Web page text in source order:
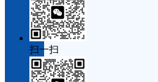
扫一扫